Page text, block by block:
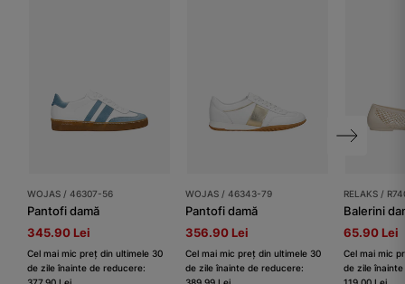
WOJAS / 46307-56
Pantofi damă
345.90 Lei
Cel mai mic preț din ultimele 30
de zile înainte de reducere:
WOJAS / 46343-79
Pantofi damă
356.90 Lei
Cel mai mic preț din ultimele 30
de zile înainte de reducere:
RELAKS /
65.90 Lei
Cel mai mic
de zile